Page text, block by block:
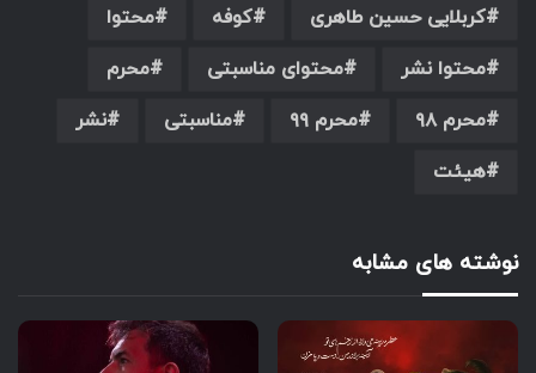
کربلایی حسین طاهری
کوفه
محتوا
محتوا نشر
محتوای مناسبتی
محرم
محرم ۹۸
محرم ۹۹ مناسبتی
نشر
هیئت
نوشته های مشابه